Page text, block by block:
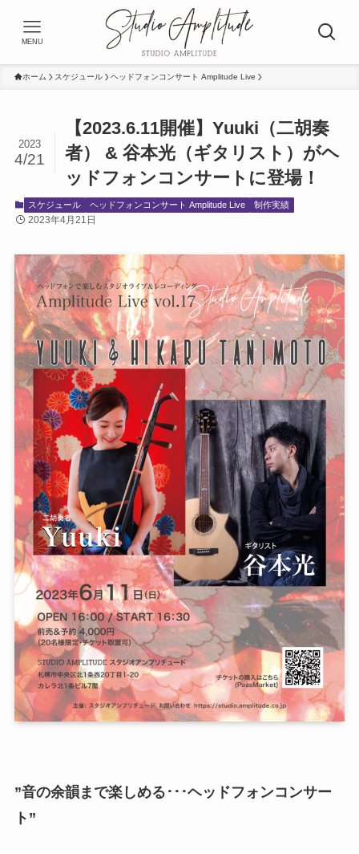
MENU
ホーム スケジュール ヘッドフォンコンサート Amplitude Live
【2023.6.11開催】Yuuki（二胡奏
者） & 谷本光（ギタリスト）がヘ
ッドフォンコンサートに登場！
2023
4/21
スケジュール ヘッドフォンコンサート Amplitude Live 制作実績
2023年4月21日
”音の余韻まで楽しめる･･･ヘッドフォンコンサー
ト ”